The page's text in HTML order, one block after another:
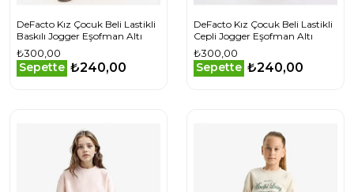
DeFacto Kız Çocuk Beli Lastikli
Baskılı Jogger Eşofman Altı
₺300,00
Sepette ₺240,00
DeFacto Kız Çocuk Beli Lastikli
Cepli Jogger Eşofman Altı
₺300,00
Sepette ₺240,00